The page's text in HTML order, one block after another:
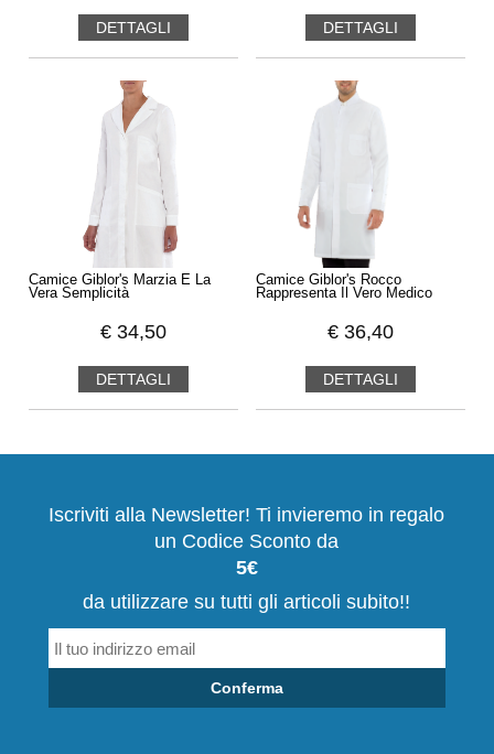
DETTAGLI DETTAGLI
Camice Giblor's Marzia E La
Vera Semplicità
€ 34,50
DETTAGLI
Camice Giblor's Rocco
Rappresenta Il Vero Medico
€ 36,40
DETTAGLI
Iscriviti alla Newsletter! Ti invieremo in regalo
un Codice Sconto da
5€
da utilizzare su tutti gli articoli subito!!
Conferma